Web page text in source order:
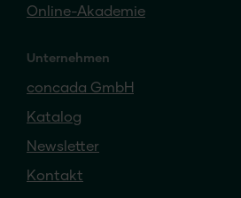
Online-Akademie
Unternehmen
concada GmbH
Katalog
Newsletter
Kontakt